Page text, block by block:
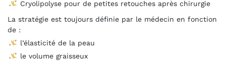
Cryolipolyse pour de petites retouches après chirurgie
La stratégie est toujours définie par le médecin en fonction
de :
l’élasticité de la peau
le volume graisseux